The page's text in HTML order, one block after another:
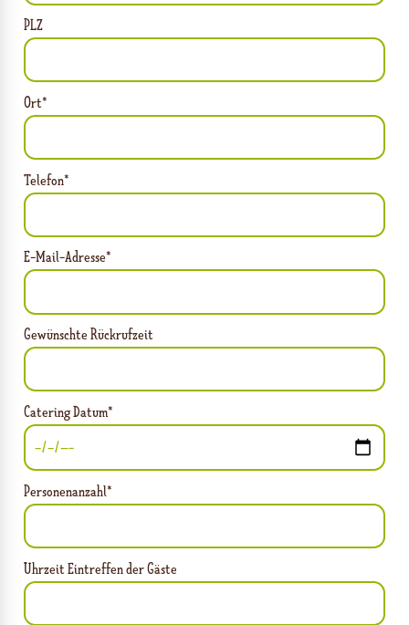
PLZ
Ort*
Telefon*
E-Mail-Adresse*
Gewünschte Rückrufzeit
Catering Datum*
Personenanzahl*
Uhrzeit Eintreffen der Gäste